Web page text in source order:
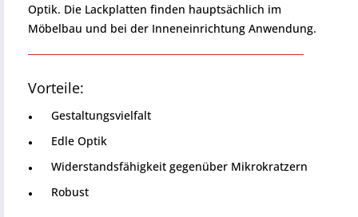
Optik. Die Lackplatten finden hauptsächlich im
Möbelbau und bei der Inneneinrichtung Anwendung.
Vorteile:
Gestaltungsvielfalt
Edle Optik
Widerstandsfähigkeit gegenüber Mikrokratzern
Robust